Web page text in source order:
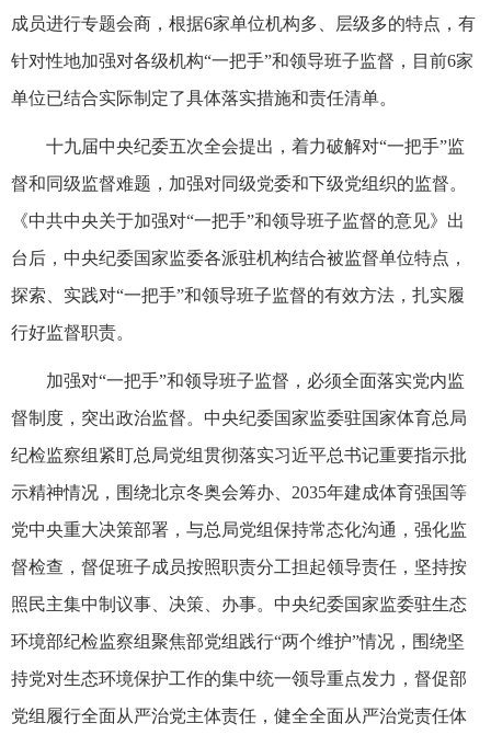
成员进行专题会商，根据6家单位机构多、层级多的特点，有
针对性地加强对各级机构“一把手”和领导班子监督，目前6家
单位已结合实际制定了具体落实措施和责任清单。
十九届中央纪委五次全会提出，着力破解对“一把手”监
督和同级监督难题，加强对同级党委和下级党组织的监督。
《中共中央关于加强对“一把手”和领导班子监督的意见》出
台后，中央纪委国家监委各派驻机构结合被监督单位特点，
探索、实践对“一把手”和领导班子监督的有效方法，扎实履
行好监督职责。
加强对“一把手”和领导班子监督，必须全面落实党内监
督制度，突出政治监督。中央纪委国家监委驻国家体育总局
纪检监察组紧盯总局党组贯彻落实习近平总书记重要指示批
示精神情况，围绕北京冬奥会筹办、2035年建成体育强国等
党中央重大决策部署，与总局党组保持常态化沟通，强化监
督检查，督促班子成员按照职责分工担起领导责任，坚持按
照民主集中制议事、决策、办事。中央纪委国家监委驻生态
环境部纪检监察组聚焦部党组践行“两个维护”情况，围绕坚
持党对生态环境保护工作的集中统一领导重点发力，督促部
党组履行全面从严治党主体责任，健全全面从严治党责任体